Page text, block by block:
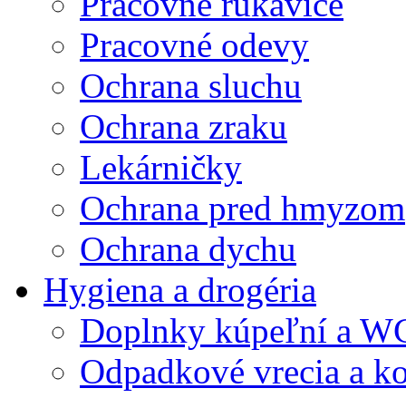
Pracovné odevy
Ochrana sluchu
Ochrana zraku
Lekárničky
Ochrana pred hmyzom
Ochrana dychu
Hygiena a drogéria
Doplnky kúpeľní a
Odpadkové vrecia a